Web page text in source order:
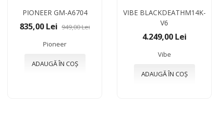
PIONEER GM-A6704
835,00 Lei 949,00 Lei
Pioneer
ADAUGĂ ÎN COȘ
VIBE BLACKDEATHM14K-
V6
4.249,00 Lei
Vibe
ADAUGĂ ÎN COȘ